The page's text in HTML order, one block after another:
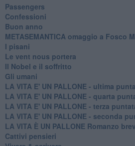
Passengers
Confessioni
Buon anno
METASEMANTICA omaggio a Fosco
I pisani
Le vent nous portera
Il Nobel e il soffritto
Gli umani
LA VITA E' UN PALLONE - ultima
LA VITA E' UN PALLONE - quarta
LA VITA E' UN PALLONE - terza
LA VITA E' UN PALLONE - seconda
LA VITA È UN PALLONE Romanzo
Cattivi pensieri